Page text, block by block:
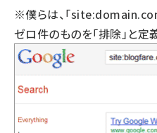
※僕らは、「
ゼロ件のものを「排除」と定